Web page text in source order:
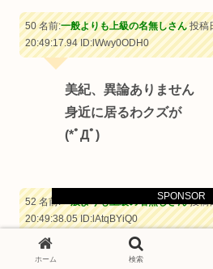
SPONSOR
50 名前:一般よりも上級の名無しさん投稿
20:49:17.94ID:lWwy0ODH0
美紀、異論ありません
身近に居るわクズが
(*ﾟДﾟ)ゞ
52 名前:一般よりも上級の名無しさん投稿
20:49:38.05ID:lAtqBYiQ0
万由子は毛深そう
ホーム 検索